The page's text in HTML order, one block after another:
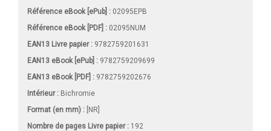
Référence eBook [ePub] : 02095EPB
Référence eBook [PDF] : 02095NUM
EAN13 Livre papier : 9782759201631
EAN13 eBook [ePub] : 9782759209699
EAN13 eBook [PDF] : 9782759202676
Intérieur : Bichromie
Format (en mm) : [NR]
Nombre de pages Livre papier: 192